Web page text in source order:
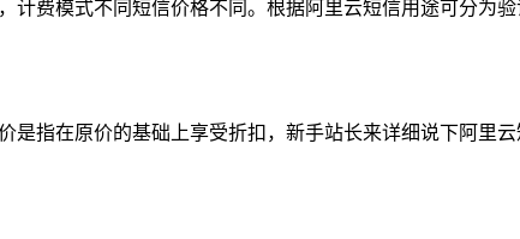
费模式不同短信价格不同。根据阿里云短信用途可分为
指在原价的基础上享受折扣，新手站长来详细说下阿里